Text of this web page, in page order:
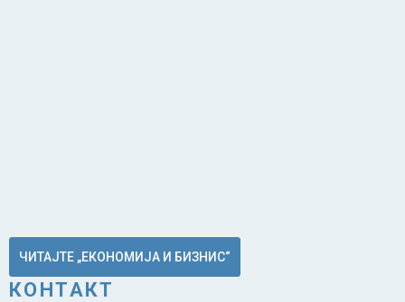
ЧИТАЈТЕ „ЕКОНОМИЈА И БИЗНИС“
КОНТАКТ